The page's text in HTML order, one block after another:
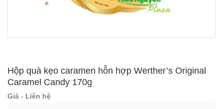
Hộp quà kẹo caramen hỗn hợp Werther’s Original
Caramel Candy 170g
Giá - Liên hệ